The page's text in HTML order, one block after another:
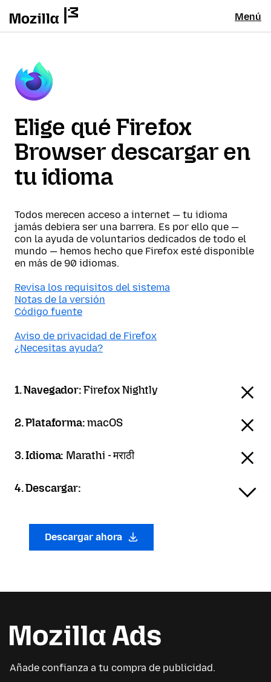
Menú
Elige qué Firefox
Browser descargar en
tu idioma
Todos merecen acceso a internet — tu idioma
jamás debiera ser una barrera. Es por ello que —
con la ayuda de voluntarios dedicados de todo el
mundo — hemos hecho que Firefox esté disponible
en más de 90 idiomas.
Revisa los requisitos del sistema
Notas de la versión
Código fuente
Aviso de privacidad de Firefox
¿Necesitas ayuda?
1. Navegador:Firefox Nightly
2. Plataforma:macOS
3. Idioma: Marathi - मराठी
4. Descargar:
Descargar ahora
Añade confianza a tu compra de publicidad.